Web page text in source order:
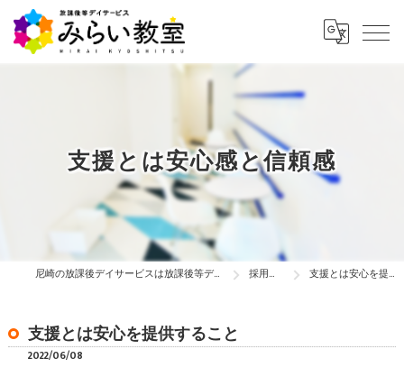
支援とは安心感と信頼感
尼崎の放課後デイサービスは放課後等デイサービス みらい教室 採用ブログ 支援とは安心を提供すること
支援とは安心を提供すること
2022/06/08